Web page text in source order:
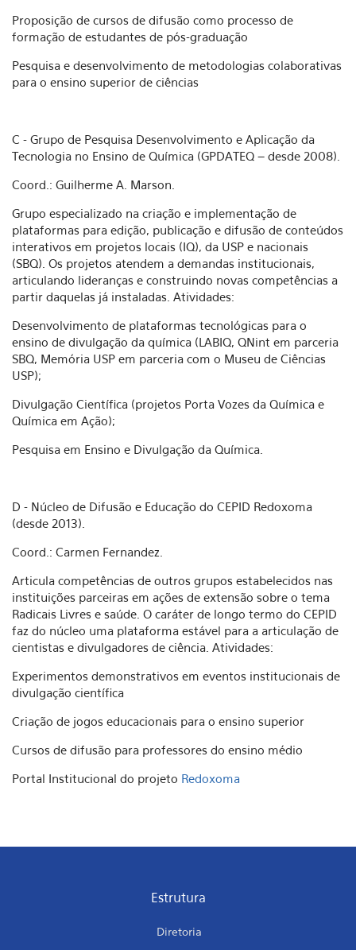
Proposição de cursos de difusão como processo de
formação de estudantes de pós-graduação
Pesquisa e desenvolvimento de metodologias colaborativas
para o ensino superior de ciências
C - Grupo de Pesquisa Desenvolvimento e Aplicação da
Tecnologia no Ensino de Química (GPDATEQ – desde 2008).
Coord.: Guilherme A. Marson.
Grupo especializado na criação e implementação de
plataformas para edição, publicação e difusão de conteúdos
interativos em projetos locais (IQ), da USP e nacionais
(SBQ). Os projetos atendem a demandas institucionais,
articulando lideranças e construindo novas competências a
partir daquelas já instaladas. Atividades:
Desenvolvimento de plataformas tecnológicas para o
ensino de divulgação da química (LABIQ, QNint em parceria
SBQ, Memória USP em parceria com o Museu de Ciências
USP);
Divulgação Científica (projetos Porta Vozes da Química e
Química em Ação);
Pesquisa em Ensino e Divulgação da Química.
D - Núcleo de Difusão e Educação do CEPID Redoxoma
(desde 2013).
Coord.: Carmen Fernandez.
Articula competências de outros grupos estabelecidos nas
instituições parceiras em ações de extensão sobre o tema
Radicais Livres e saúde. O caráter de longo termo do CEPID
faz do núcleo uma plataforma estável para a articulação de
cientistas e divulgadores de ciência. Atividades:
Experimentos demonstrativos em eventos institucionais de
divulgação científica
Criação de jogos educacionais para o ensino superior
Cursos de difusão para professores do ensino médio
Portal Institucional do projeto Redoxoma
Estrutura
Diretoria